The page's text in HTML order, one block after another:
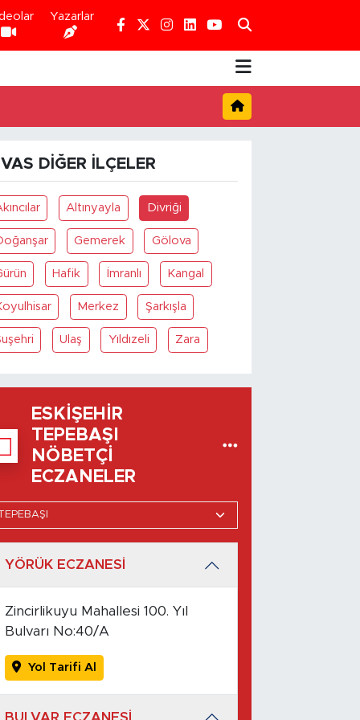
Yazarlar
DIĞER İLÇELER
Altınyayla Divriği
Gemerek Gölova
Hafik İmranlı Kangal
Merkez Şarkışla
Ulaş Yıldızeli Zara
ESKIŞEHIR
TEPEBAŞI
NÖBETÇI
ECZANELER
YÖRÜK ECZANESİ
Zincirlikuyu Mahallesi 100. Yıl
Bulvarı No:40/A
Yol Tarifi Al
BULVAR ECZANESİ